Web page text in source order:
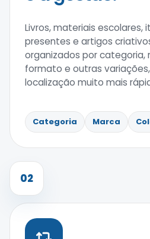
Livros, materiais escolares,
presentes e artigos
organizados por categoria,
formato e outras
localização muito mais
Categoria Marca
02